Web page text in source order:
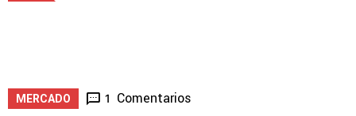
MERCADO 1 Comentarios